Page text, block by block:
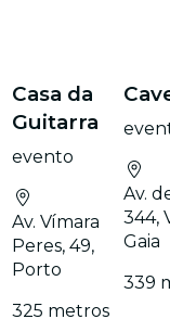
Casa da
Guitarra
evento
Av. Vímara
Peres, 49,
Porto
325 metros
Av.
344,
Gaia
339